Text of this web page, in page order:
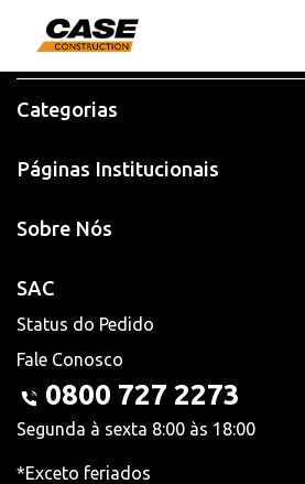
Categorias
Páginas Institucionais
Sobre Nós
SAC
Status do Pedido
Fale Conosco
0800 727 2273
Segunda à sexta 8:00 às 18:00
*Exceto feriados